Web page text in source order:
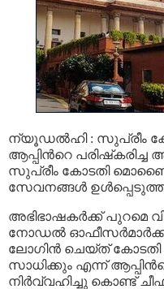
ന്യൂഡല്‍ഹി : സുപ്രീം
ആപ്പിന്‍റെ പരിഷ്‌കരിച്ച
സുപ്രീം കോടതി
സേവനങ്ങള്‍ ഉള്‍പ്പെടുത്തി
അഭിഭാഷകര്‍ക്ക് പുറമെ
നോഡല്‍
ലോഗിന്‍ ചെയ്ത് കോടതി
സാധിക്കും എന്ന്
നിര്‍വ്വഹിച്ചു കൊണ്ട്